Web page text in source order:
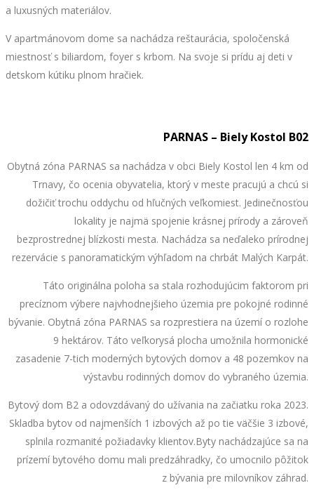
a luxusných materiálov.
V apartmánovom dome sa nachádza reštaurácia, spoločenská
miestnosť s biliardom, foyer s krbom. Na svoje si prídu aj deti v
detskom kútiku plnom hračiek.
PARNAS – Biely Kostol B02
Obytná zóna PARNAS sa nachádza v obci Biely Kostol len 4 km od
Trnavy, čo ocenia obyvatelia, ktorý v meste pracujú a chcú si
dožičiť trochu oddychu od hľučných veľkomiest. Jedinečnosťou
lokality je najmä spojenie krásnej prírody a zároveň
bezprostrednej blízkosti mesta. Nachádza sa neďaleko prírodnej
rezervácie s panoramatickým výhľadom na chrbát Malých Karpát.
Táto originálna poloha sa stala rozhodujúcim faktorom pri
precíznom výbere najvhodnejšieho územia pre pokojné rodinné
bývanie. Obytná zóna PARNAS sa rozprestiera na území o rozlohe
9 hektárov. Táto veľkorysá plocha umožnila hormonické
zasadenie 7-tich moderných bytových domov a 48 pozemkov na
výstavbu rodinných domov do vybraného územia.
Bytový dom B2 a odovzdávaný do užívania na začiatku roka 2023.
Skladba bytov od najmenších 1 izbových až po tie väčšie 3 izbové,
splnila rozmanité požiadavky klientov.Byty nachádzajúce sa na
prízemí bytového domu mali predzáhradky, čo umocnilo pôžitok
z bývania pre milovníkov záhrad.